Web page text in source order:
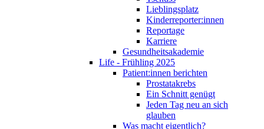
Lieblingsplatz
Kinderreporter:innen
Reportage
Karriere
Gesundheitsakademie
Life - Frühling 2025
Patient:innen berichten
Prostatakrebs
Ein Schnitt genügt
Jeden Tag neu an sich
glauben
Was macht eigentlich?